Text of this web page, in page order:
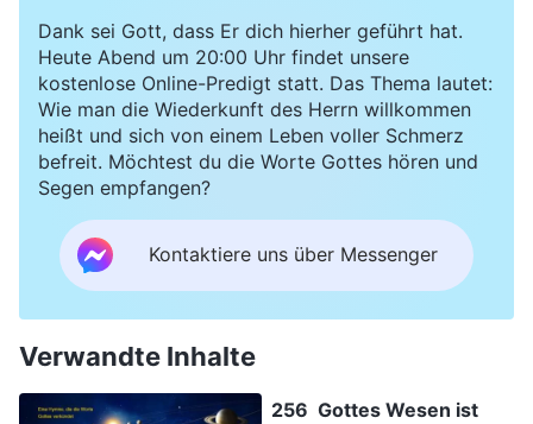
Dank sei Gott, dass Er dich hierher geführt hat.
Heute Abend um 20:00 Uhr findet unsere
kostenlose Online-Predigt statt. Das Thema lautet:
Wie man die Wiederkunft des Herrn willkommen
heißt und sich von einem Leben voller Schmerz
befreit. Möchtest du die Worte Gottes hören und
Segen empfangen?
Kontaktiere uns über Messenger
Verwandte Inhalte
256 Gottes Wesen ist